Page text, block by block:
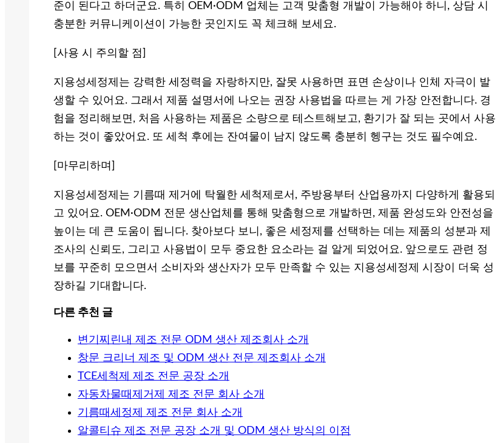
준이 된다고 하더군요. 특히 OEM·ODM 업체는 고객 맞춤형 개발이 가능해야 하니, 상담 시
충분한 커뮤니케이션이 가능한 곳인지도 꼭 체크해 보세요.
[사용 시 주의할 점]
지용성세정제는 강력한 세정력을 자랑하지만, 잘못 사용하면 표면 손상이나 인체 자극이 발
생할 수 있어요. 그래서 제품 설명서에 나오는 권장 사용법을 따르는 게 가장 안전합니다. 경
험을 정리해보면, 처음 사용하는 제품은 소량으로 테스트해보고, 환기가 잘 되는 곳에서 사용
하는 것이 좋았어요. 또 세척 후에는 잔여물이 남지 않도록 충분히 헹구는 것도 필수예요.
[마무리하며]
지용성세정제는 기름때 제거에 탁월한 세척제로서, 주방용부터 산업용까지 다양하게 활용되
고 있어요. OEM·ODM 전문 생산업체를 통해 맞춤형으로 개발하면, 제품 완성도와 안전성을
높이는 데 큰 도움이 됩니다. 찾아보다 보니, 좋은 세정제를 선택하는 데는 제품의 성분과 제
조사의 신뢰도, 그리고 사용법이 모두 중요한 요소라는 걸 알게 되었어요. 앞으로도 관련 정
보를 꾸준히 모으면서 소비자와 생산자가 모두 만족할 수 있는 지용성세정제 시장이 더욱 성
장하길 기대합니다.
다른 추천 글
변기찌린내 제조 전문 ODM 생산 제조회사 소개
창문 크리너 제조 및 ODM 생산 전문 제조회사 소개
TCE세척제 제조 전문 공장 소개
자동차물때제거제 제조 전문 회사 소개
기름때세정제 제조 전문 회사 소개
알콜티슈 제조 전문 공장 소개 및 ODM 생산 방식의 이점